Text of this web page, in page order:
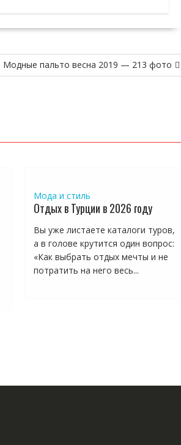
Модные пальто весна 2019 — 213 фото
Мода и стиль
Отдых в Турции в 2026 году
Вы уже листаете каталоги туров,
а в голове крутится один вопрос:
«Как выбрать отдых мечты и не
потратить на него весь...